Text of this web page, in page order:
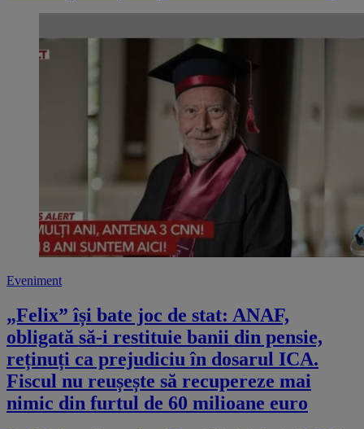
Eveniment
„Felix” își bate joc de stat: ANAF,
obligată să-i restituie banii din pensie,
reținuți ca prejudiciu în dosarul ICA.
Fiscul nu reușește să recupereze mai
nimic din furtul de 60 milioane euro